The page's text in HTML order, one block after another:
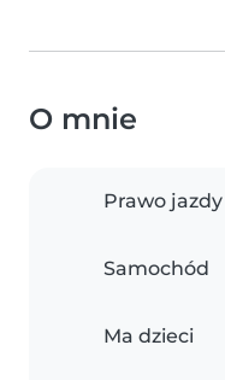
O mnie
Prawo jazdy
Samochód
Ma dzieci